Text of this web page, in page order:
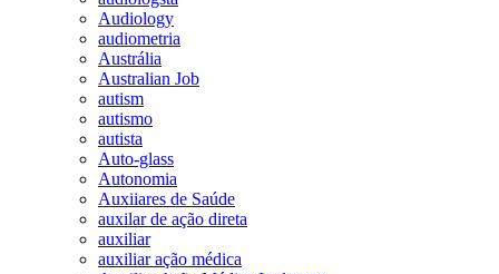
Audiology
audiometria
Austrália
Australian Job
autism
autismo
autista
Auto-glass
Autonomia
Auxiiares de Saúde
auxilar de ação direta
auxiliar
auxiliar ação médica